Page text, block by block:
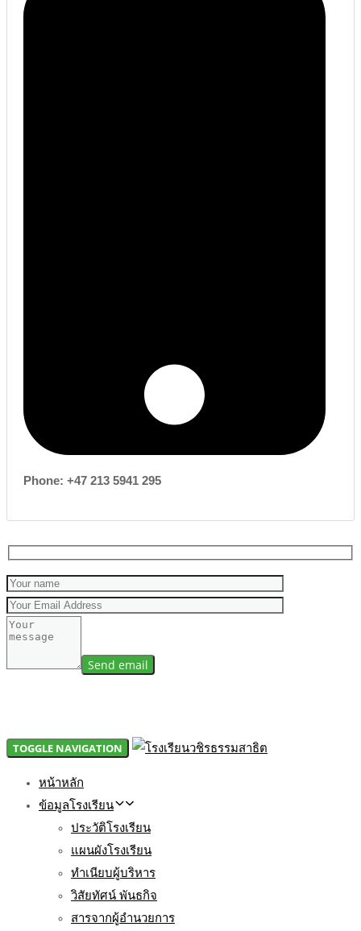
Phone: +47 213 5941 295
TOGGLE NAVIGATION
หน้าหลัก
ข้อมูลโรงเรียน
ประวัติโรงเรียน
แผนผังโรงเรียน
ทำเนียบผู้บริหาร
วิสัยทัศน์ พันธกิจ
สารจากผู้อำนวยการ